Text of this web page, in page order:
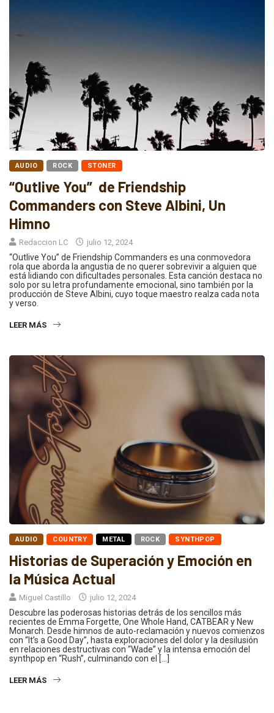
AUDIO ROCK STONER
“Outlive You” de Friendship
Commanders con Steve Albini, Un
Himno
Redaccion LC julio 12, 2024
“Outlive You” de Friendship Commanders es una conmovedora
rola que aborda la angustia de no querer sobrevivir a alguien que
está lidiando con dificultades personales. Esta canción destaca no
solo por su letra profundamente emocional, sino también por la
producción de Steve Albini, cuyo toque maestro realza cada nota
y verso.
LEER MÁS
AUDIO COUNTRY METAL ROCK SYNTHPOP
Historias de Superación y Emoción en
la Música Actual
Miguel Castillo julio 12, 2024
Descubre las poderosas historias detrás de los sencillos más
recientes de Emma Forgette, One Whole Hand, CATBEAR y New
Monarch. Desde himnos de auto-reclamación y nuevos comienzos
con “It’s a Good Day”, hasta exploraciones del dolor y la desilusión
en relaciones destructivas con “Wade” y la intensa emoción del
synthpop en “Rush”, culminando con el […]
LEER MÁS